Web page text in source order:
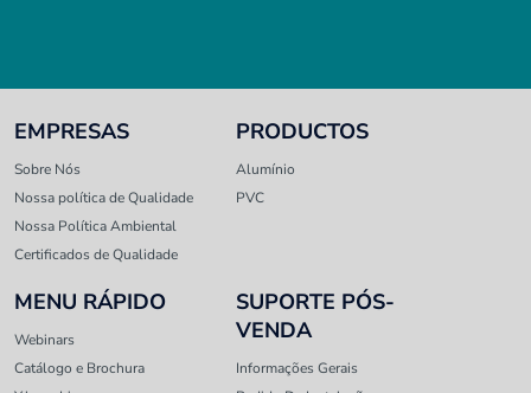
EMPRESAS
Sobre Nós
Nossa política de Qualidade
Nossa Política Ambiental
Certificados de Qualidade
PRODUCTOS
Alumínio
PVC
MENU RÁPIDO
Webinars
Catálogo e Brochura
SUPORTE PÓS-
VENDA
Informações Gerais